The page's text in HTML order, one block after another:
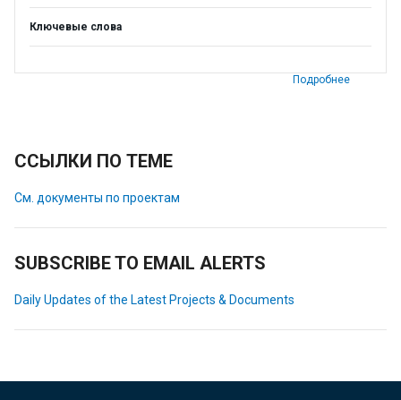
Ключевые слова
Подробнее
ССЫЛКИ ПО ТЕМЕ
См. документы по проектам
SUBSCRIBE TO EMAIL ALERTS
Daily Updates of the Latest Projects & Documents